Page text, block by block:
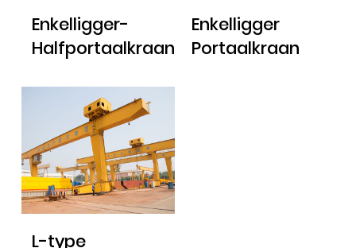
Enkelligger-
Halfportaalkraan
Enkelligger
Portaalkraan
L-type